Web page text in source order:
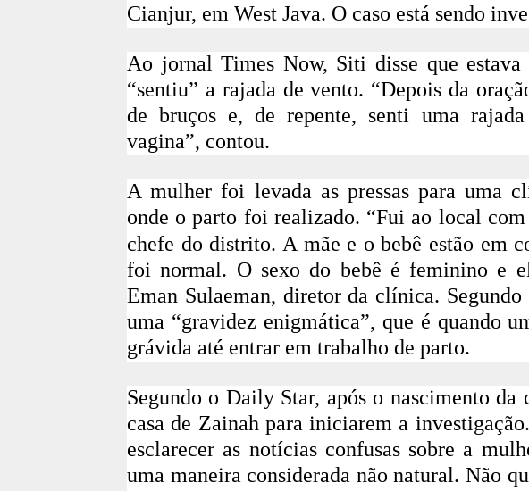
Cianjur, em West Java. O caso está sendo
Ao jornal Times Now, Siti disse que estava
“sentiu” a rajada de vento. “Depois da
de bruços e, de repente, senti uma
vagina”, contou.
A mulher foi levada as pressas para uma
onde o parto foi realizado. “Fui ao local
chefe do distrito. A mãe e o bebê estão em
foi normal. O sexo do bebê é feminino e
Eman Sulaeman, diretor da clínica.
uma “gravidez enigmática”, que é quando
grávida até entrar em trabalho de parto.
Segundo o Daily Star, após o nascimento
casa de Zainah para iniciarem a
esclarecer as notícias confusas sobre a
uma maneira considerada não natural. Não